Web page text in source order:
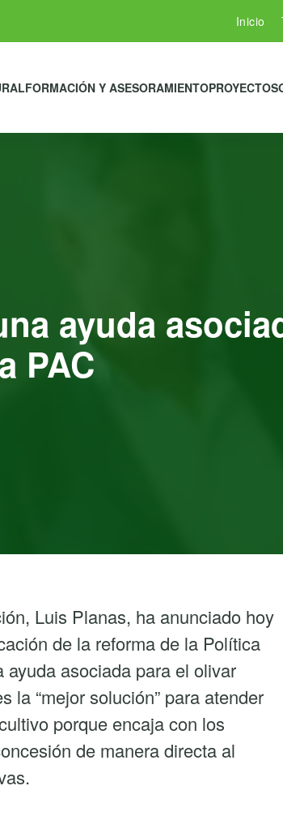
Inicio
FORMACIÓN Y ASESORAMIENTOPROYECTOS
ayuda
PAC
Luis Planas, ha anunciado hoy
de la reforma de la Política
asociada para el olivar
la “mejor solución” para atender
porque encaja con los
de manera directa al